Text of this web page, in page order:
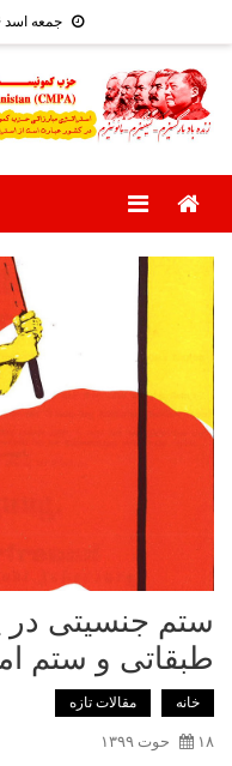
to
content
جمعه اسد ۱۶ ۱۴۰۵
Menu
ستم جنسیتی در
طبقاتی و ستم
خانه ﻣﻘﺎﻻﺕ ﺗﺎﺯﻩ
۱۸ حوت ۱۳۹۹